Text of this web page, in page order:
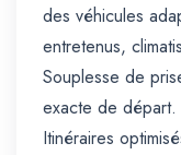
des véhicules
entretenus,
Souplesse de
exacte de départ.
Itinéraires